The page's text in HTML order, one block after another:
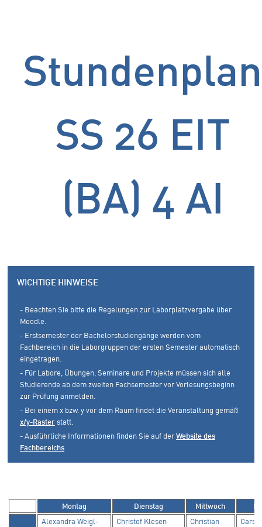
Stundenplan
SS 26 EIT
(BA) 4 AI
WICHTIGE HINWEISE
- Beachten Sie bitte die Regelungen zur Laborplatzvergabe über
Moodle.
- Erstsemester der Bachelorstudiengänge werden vom
Fachbereich in die Laborgruppen der ersten Semester automatisch
eingetragen.
- Für Labore, Übungen, Seminare und Projekte müssen sich alle
Studierende ab dem zweiten Fachsemester vor Vorlesungsbeginn
zur Prüfung anmelden.
- Bei einem x bzw. y vor dem Raum findet die Veranstaltung gemäß
x/y-Rasterstatt.
- Ausführliche Informationen finden Sie auf derWebsite des
Fachbereichs
Montag Dienstag Mittwoch
Alexandra Weigl-
Christof Klesen
Christian